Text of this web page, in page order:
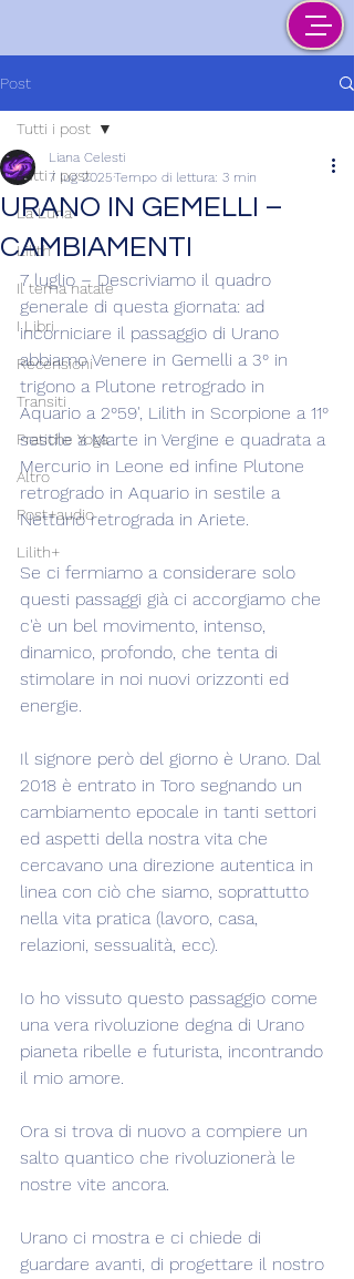
Post
Tutti i post
La Luna
Lilith
Il tema natale
I Libri
Recensioni
Transiti
Pratiche Yoga
Altro
Post+audio
Lilith+
Tutti i post
URANO IN GEMELLI –
CAMBIAMENTI
Liana Celesti
7 lug 2025Tempo di lettura: 3 min
7 luglio – Descriviamo il quadro
generale di questa giornata: ad
incorniciare il passaggio di Urano
abbiamo Venere in Gemelli a 3° in
trigono a Plutone retrogrado in
Aquario a 2°59', Lilith in Scorpione a 11°
sestile a Marte in Vergine e quadrata a
Mercurio in Leone ed infine Plutone
retrogrado in Aquario in sestile a
Nettuno retrograda in Ariete.
Se ci fermiamo a considerare solo
questi passaggi già ci accorgiamo che
c'è un bel movimento, intenso,
dinamico, profondo, che tenta di
stimolare in noi nuovi orizzonti ed
energie.
Il signore però del giorno è Urano. Dal
2018 è entrato in Toro segnando un
cambiamento epocale in tanti settori
ed aspetti della nostra vita che
cercavano una direzione autentica in
linea con ciò che siamo, soprattutto
nella vita pratica (lavoro, casa,
relazioni, sessualità, ecc).
Io ho vissuto questo passaggio come
una vera rivoluzione degna di Urano
pianeta ribelle e futurista, incontrando
il mio amore.
Ora si trova di nuovo a compiere un
salto quantico che rivoluzionerà le
nostre vite ancora.
Urano ci mostra e ci chiede di
guardare avanti, di progettare il nostro